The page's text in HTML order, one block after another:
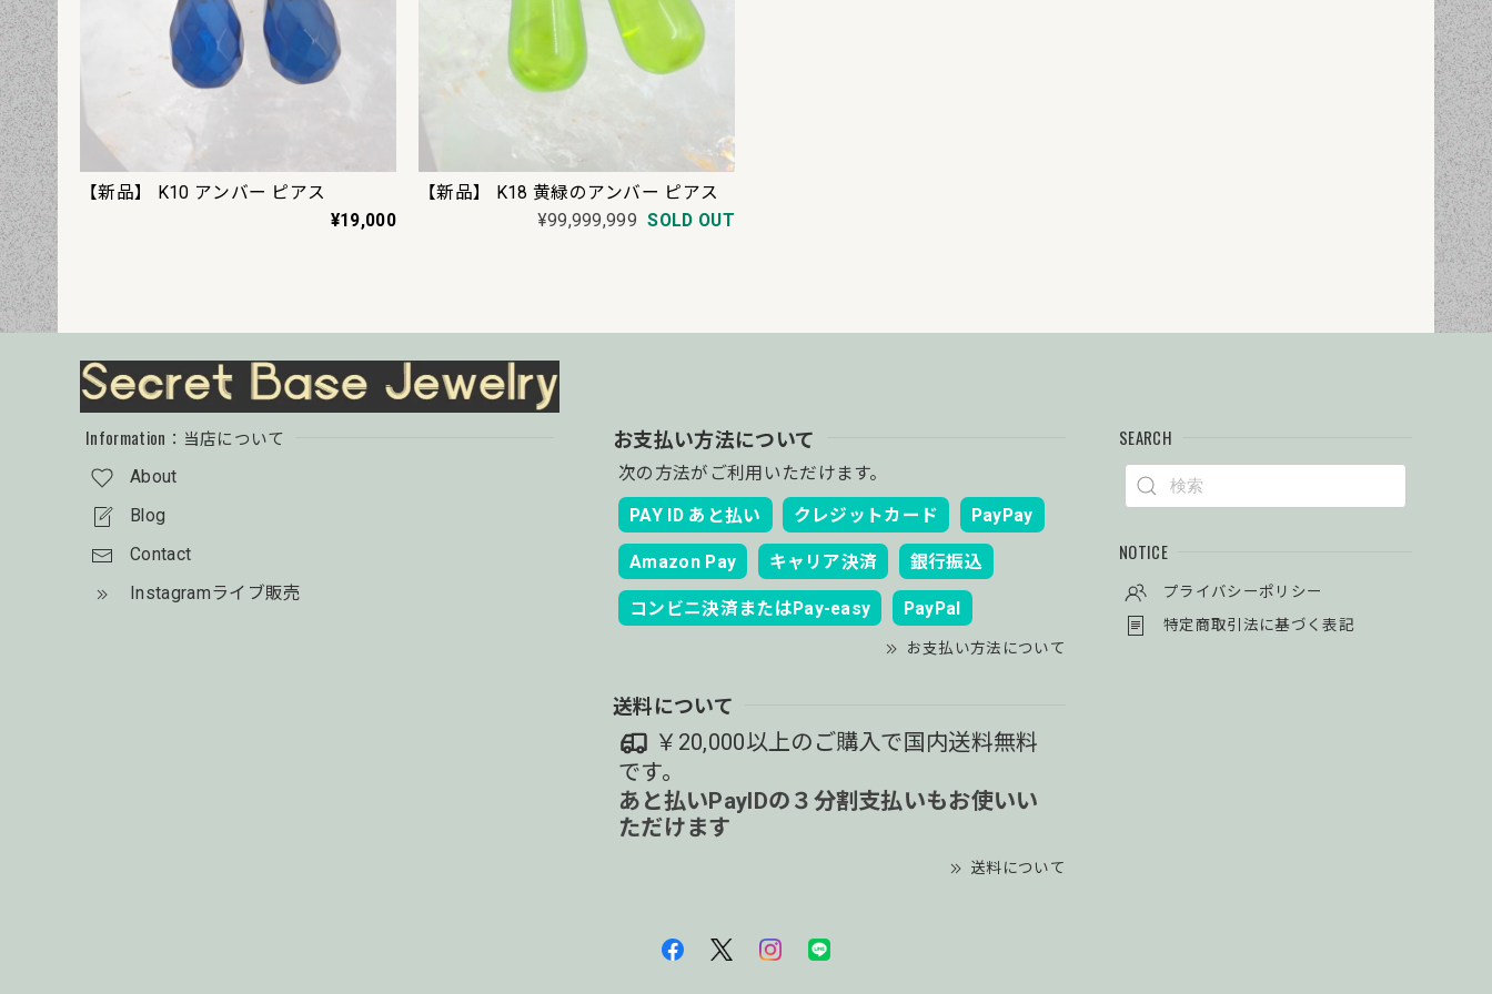
【新品】 K10 アンバー ピアス
¥19,000
【新品】 K18 黄緑のアンバー ピアス
¥99,999,999 SOLD OUT
Information：当店について
About
Blog
Contact
Instagramライブ販売
お支払い方法について
次の方法がご利用いただけます。
PAY ID あと払い
クレジットカード PayPay
Amazon Pay キャリア決済 銀行振込
コンビニ決済またはPay-easy PayPal
お支払い方法について
送料について
￥20,000以上のご購入で国内送料無料
です。
あと払いPayIDの３分割支払いもお使いい
ただけます
送料について
SEARCH
NOTICE
プライバシーポリシー
特定商取引法に基づく表記